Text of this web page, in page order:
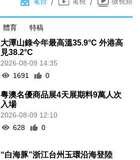
體育 特稿
大潭山錄今年最高溫35.9°C 外港高
見38.2°C
2026-08-09 14:35
1691
0
粵澳名優商品展4天展期料9萬人次
入場
2026-08-09 12:10
628
0
“白海豚”浙江台州玉環沿海登陸